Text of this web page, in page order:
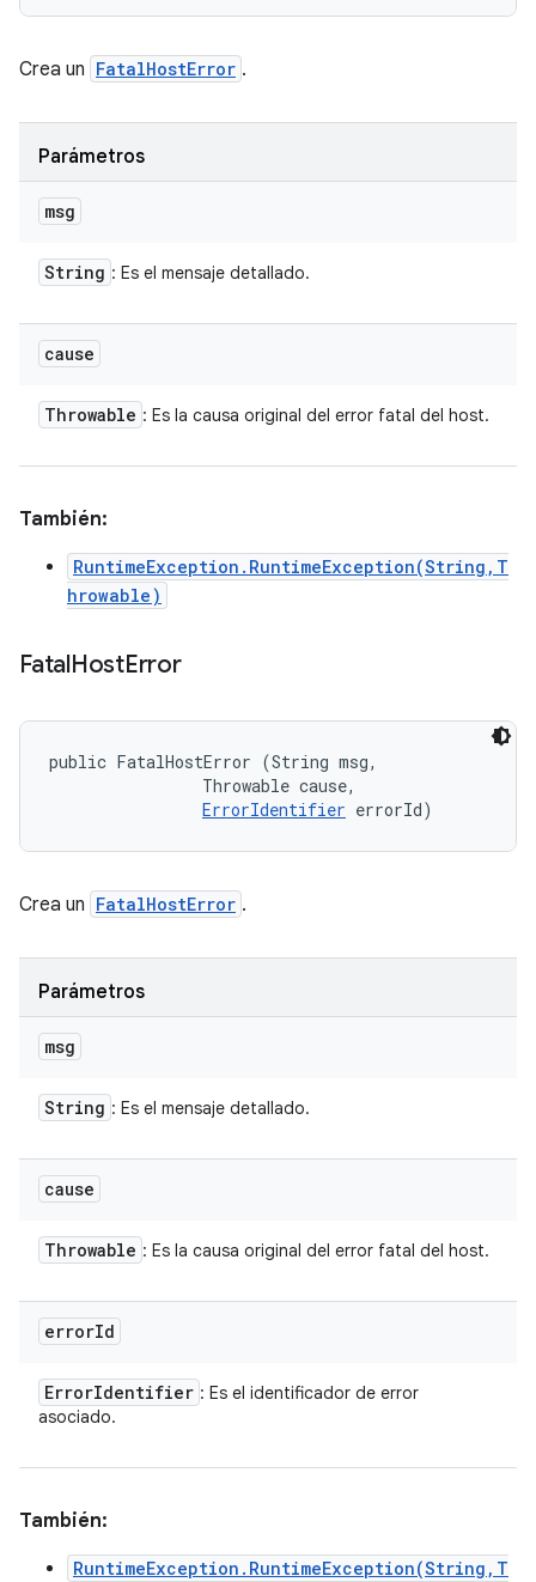
Crea un FatalHostError .
Parámetros
msg
String : Es el mensaje detallado.
cause
Throwable : Es la causa original del error fatal del host.
También:
RuntimeException.RuntimeException(String,T
hrowable)
FatalHostError
public FatalHostError (String msg,
                Throwable cause,
ErrorIdentifier errorId)
Crea un FatalHostError .
Parámetros
msg
String : Es el mensaje detallado.
cause
Throwable : Es la causa original del error fatal del host.
errorId
ErrorIdentifier : Es el identificador de error
asociado.
También:
RuntimeException.RuntimeException(String,T